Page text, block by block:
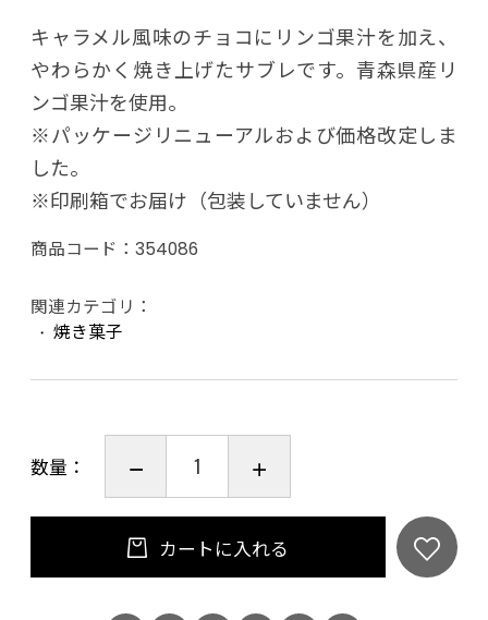
キャラメル風味のチョコにリンゴ果汁を加え、
やわらかく焼き上げたサブレです。青森県産リ
ンゴ果汁を使用。
※パッケージリニューアルおよび価格改定しま
した。
※印刷箱でお届け（包装していません）
商品コード： 354086
関連カテゴリ：
焼き菓子
数量：
カートに入れる